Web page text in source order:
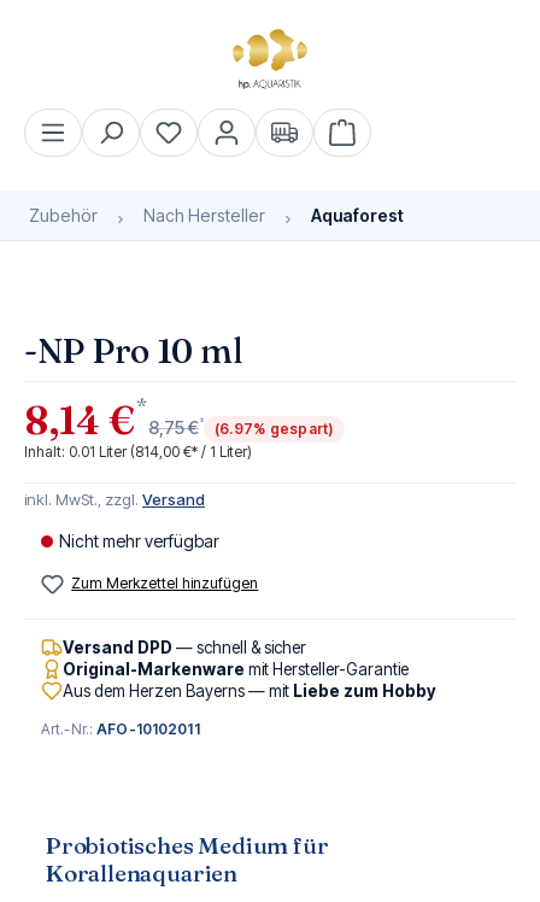
Warenkorb enthält 0
Zubehör Nach Hersteller Aquaforest
-NP Pro 10 ml
8,14 €*
8,75 €*
(6.97% gespart)
Inhalt: 0.01 Liter (814,00 €* / 1 Liter)
inkl. MwSt., zzgl. Versand
Nicht mehr verfügbar
Zum Merkzettel hinzufügen
Versand DPD — schnell & sicher
Original-Markenware mit Hersteller-Garantie
Aus dem Herzen Bayerns — mit Liebe zum Hobby
Art.-Nr.:AFO-10102011
Probiotisches Medium für
Korallenaquarien